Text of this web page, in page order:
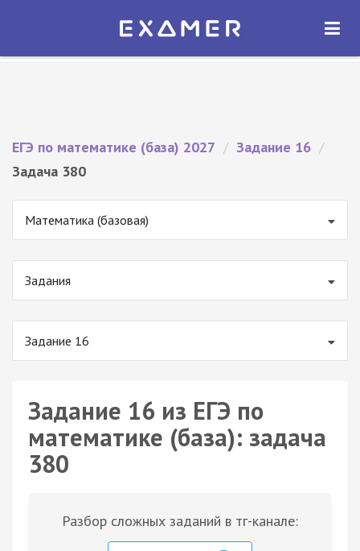
Экзамер — ЕГЭ 2027
ОТКРЫТЬ
ЕГЭ по математике (база) 2027 / Задание 16 /
Задача 380
Математика (базовая)
Задания
Задание 16
Задание 16 из ЕГЭ по
математике (база): задача
380
Разбор сложных заданий в тг-канале: